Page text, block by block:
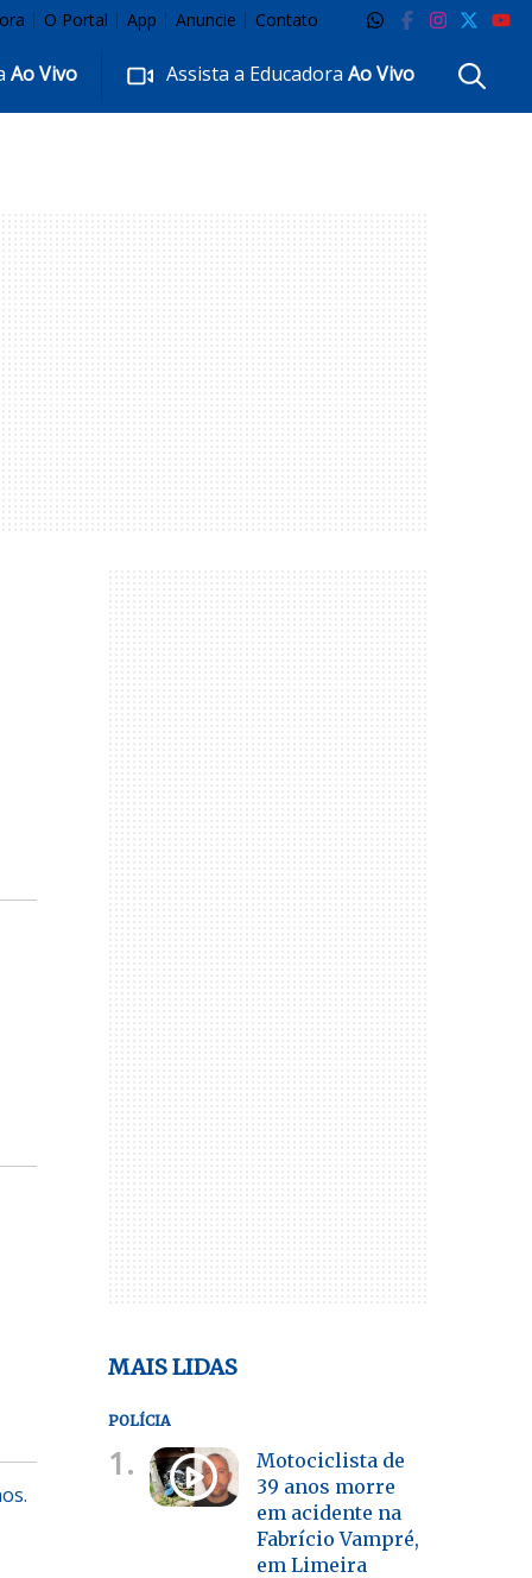
O Portal App Anuncie Contato
Ao Vivo Assista a EducadoraAo Vivo
MAIS LIDAS
POLÍCIA
1.
Motociclista de
39 anos morre
em acidente na
Fabrício Vampré,
em Limeira